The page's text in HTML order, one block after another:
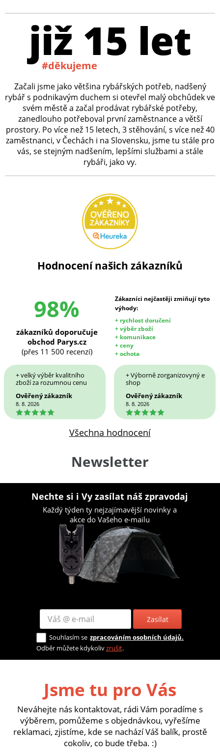
již 15 let
#děkujeme
Začali jsme jako většina rybářských potřeb, nadšený
rybář s podnikavým duchem si otevřel malý obchůdek ve
svém městě a začal prodávat rybářské potřeby,
zanedlouho potřeboval první zaměstnance a větší
prostory. Po více než 15 letech, 3 stěhování, s více než 40
zaměstnanci, v Čechách i na Slovensku, jsme tu stále pro
vás, se stejným nadšením, lepšími službami a stále
rybáři, jako vy.
Hodnocení našich zákazníků
98%
Zákazníci nejčastěji zmiňují tyto
výhody:
+ rychlost doručení
+ výběr zboží
+ komunikace
+ ceny
+ ochota
zákazníků doporučuje
obchod Parys.cz
(přes 11 500 recenzí)
+ velký výběr kvalitního
zboží za rozumnou cenu
Ověřený zákazník
8. 8. 2026
5
+ Výborně zorganizovyný e
shop
Ověřený zákazník
8. 8. 2026
5
Všechna hodnocení
Newsletter
Nechte si i Vy zasílat náš zpravodaj
Každý týden ty nejzajímavější novinky a
akce do Vašeho e-mailu
Zasílat
Souhlasím se zpracováním osobních údajů.
Odběr můžete kdykolivzrušit.
Jsme tu pro Vás
Neváhejte nás kontaktovat, rádi Vám poradíme s
výběrem, pomůžeme s objednávkou, vyřešíme
reklamaci, zjistíme, kde se nachází Váš balík, prostě
cokoliv, co bude třeba. :)